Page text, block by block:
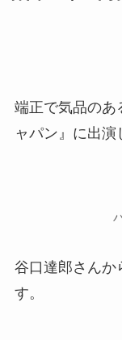
端正で気品のあ
ャパン』に出演
谷口達郎さんか
す。